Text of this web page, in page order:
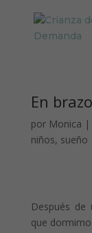
En
por Monica |
niños, sueño
Después
que